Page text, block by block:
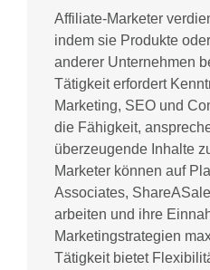
Affiliate-Marketer
indem sie Produkte
anderer Unternehmen
Tätigkeit erfordert
Marketing, SEO und
die Fähigkeit,
überzeugende Inhalte
Marketer können auf
Associates,
arbeiten und ihre
Marketingstrategien
Tätigkeit bietet